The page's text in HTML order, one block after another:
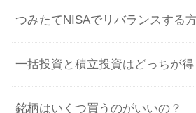
つみたてNISAでリバランスする
一括投資と積立投資はどっちが得
銘柄はいくつ買うのがいいの？